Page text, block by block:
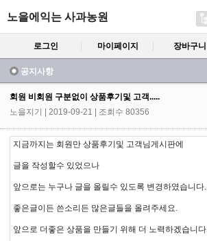
노을에익는 사과농원
로그인 마이페이지 장바구니
공지사항
회원 비회원 구분없이 상품후기및 고객.....
노을지기 | 2019-09-21 | 조회수 80356
지금까지는 회원만 상품후기및 고객님게시판에
글을 작성할수 있었으나
앞으로는 누구나 글을 올릴수 있도록 변경하였습니다.
좋은글이든 쓴소리든 많은글들을 올려주세요.
앞으로 더좋은 상품을 만들기 위해 더 노력하겠습니다.